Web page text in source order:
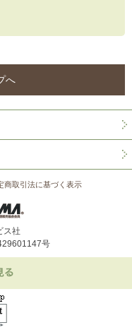
へ
商取引法に基づく表示
ス社
号